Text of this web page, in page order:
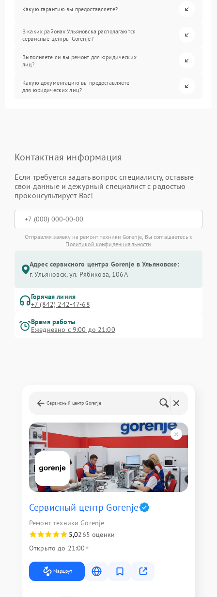
Какую гарантию вы предоставляете?
В каких районах Ульяновска располагаются
сервисные центры Gorenje?
Выполняете ли вы ремонт для юридических
лиц?
Какую документацию вы предоставляете
для юридических лиц?
Контактная информация
Если требуется задать вопрос специалисту, оставьте
свои данные и дежурный специалист с радостью
проконсультирует Вас!
Отправляя заявку на ремонт техники Gorenje, Вы соглашаетесь с
Политикой конфиденциальности
Адрес сервисного центра Gorenje в Ульяновске:
г. Ульяновск, ул. Рябикова, 106А
Горячая линия
+7 (842) 242-47-68
Время работы
Ежедневно с 9:00 до 21:00
Сервисный центр Gorenje
Сервисный центр Gorenje
Ремонт техники Gorenje
5,0265 оценки
Открыто до 21:00
Маршрут